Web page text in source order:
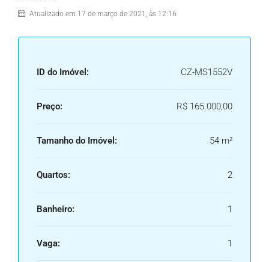
Atualizado em 17 de março de 2021, às 12:16
ID do Imóvel: CZ-MS1552V
Preço: R$ 165.000,00
Tamanho do Imóvel: 54 m²
Quartos: 2
Banheiro: 1
Vaga: 1